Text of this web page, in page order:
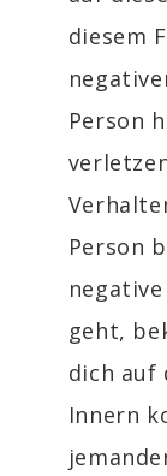
diesem
Person
Person
geht,
dich auf
Innern